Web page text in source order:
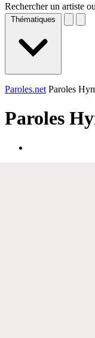
Rechercher un artiste
Thématiques
Paroles.net Paroles
Paroles